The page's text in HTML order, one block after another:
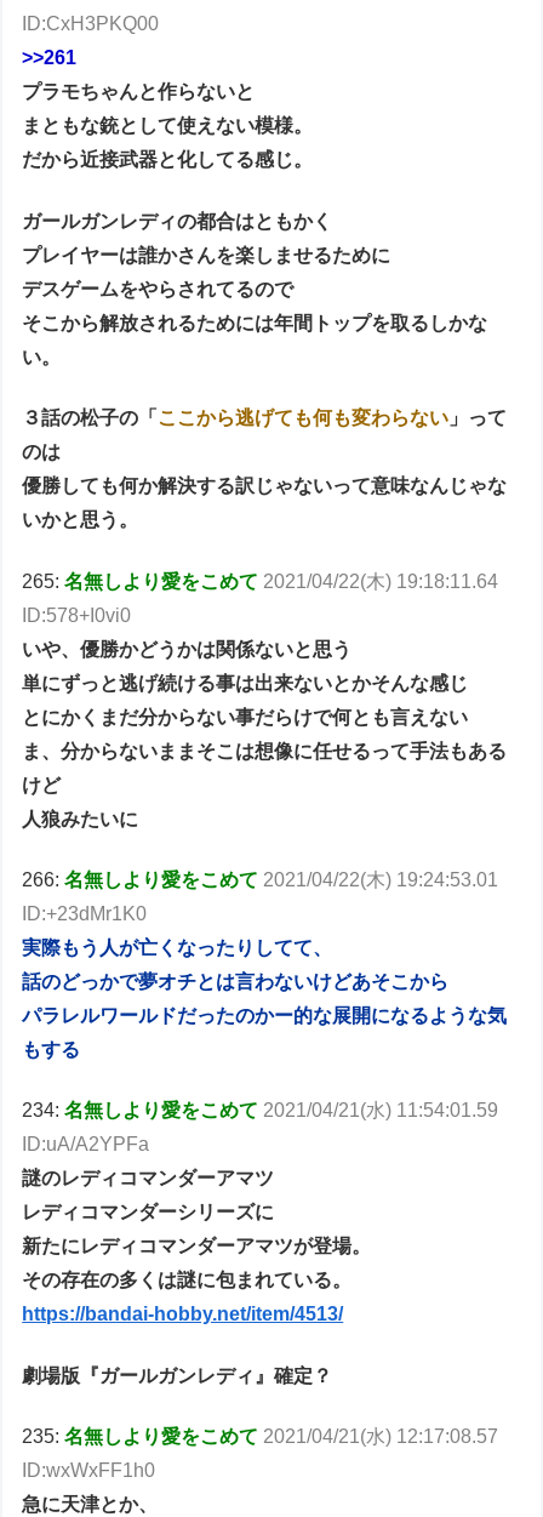
ID:CxH3PKQ00
>>261
プラモちゃんと作らないと
まともな銃として使えない模様。
だから近接武器と化してる感じ。
ガールガンレディの都合はともかく
プレイヤーは誰かさんを楽しませるために
デスゲームをやらされてるので
そこから解放されるためには年間トップを取るしかな
い。
３話の松子の「 ここから逃げても何も変わらない 」って
のは
優勝しても何か解決する訳じゃないって意味なんじゃな
いかと思う。
265:名無しより愛をこめて 2021/04/22(木) 19:18:11.64
ID:578+I0vi0
いや、優勝かどうかは関係ないと思う
単にずっと逃げ続ける事は出来ないとかそんな感じ
とにかくまだ分からない事だらけで何とも言えない
ま、分からないままそこは想像に任せるって手法もある
けど
人狼みたいに
266:名無しより愛をこめて 2021/04/22(木) 19:24:53.01
ID:+23dMr1K0
実際もう人が亡くなったりしてて、
話のどっかで夢オチとは言わないけどあそこから
パラレルワールドだったのかー的な展開になるような気
もする
234:名無しより愛をこめて 2021/04/21(水) 11:54:01.59
ID:uA/A2YPFa
謎のレディコマンダーアマツ
レディコマンダーシリーズに
新たにレディコマンダーアマツが登場。
その存在の多くは謎に包まれている。
https://bandai-hobby.net/item/4513/
劇場版『ガールガンレディ』確定？
235:名無しより愛をこめて 2021/04/21(水) 12:17:08.57
ID:wxWxFF1h0
急に天津とか、